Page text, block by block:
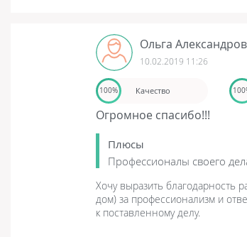
Ольга
10.02.2019 11:26
100% Качество
Огромное спасибо!!!
Плюсы
Профессионалы своего
Хочу выразить благодарность
дом) за профессионализм и
к поставленному делу.